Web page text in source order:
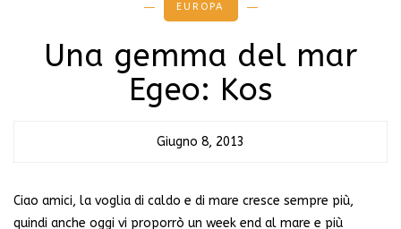
EUROPA
Una gemma del mar
Egeo: Kos
Giugno 8, 2013
Ciao amici, la voglia di caldo e di mare cresce sempre più,
quindi anche oggi vi proporrò un week end al mare e più